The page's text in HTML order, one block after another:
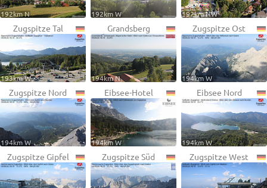
192km N 192km W 192km NW
Zugspitze Tal
193km W
Grandsberg
194km N
Zugspitze Ost
194km W
Zugspitze Nord
194km W
Eibsee-Hotel
194km W
Eibsee Nord
194km W
Zugspitze Gipfel Zugspitze Süd Zugspitze West